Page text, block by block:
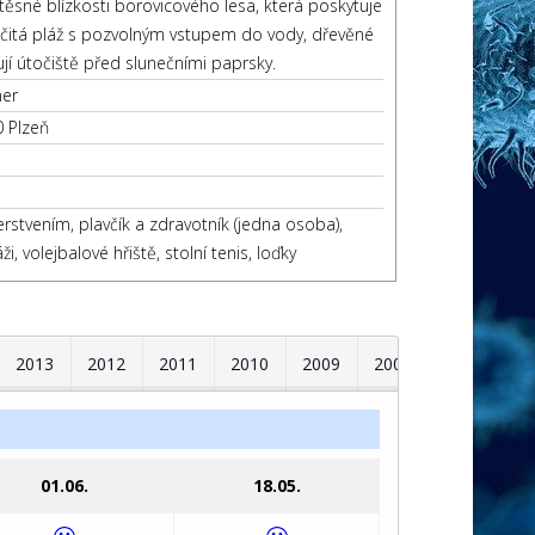
blízkosti borovicového lesa, která poskytuje
pláž s pozvolným vstupem do vody, dřevěné
útočiště před slunečními paprsky.
Plzeň
plavčík a zdravotník (jedna osoba),
volejbalové hřiště, stolní tenis, loďky
2013 2012 2011 2010 2009 2008 2007
01.06. 18.05.